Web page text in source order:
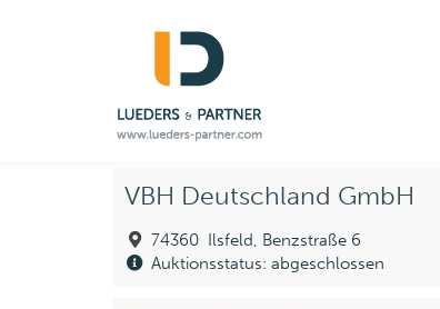
VBH Deutschland GmbH
74360 Ilsfeld, Benzstraße 6
Auktionsstatus: abgeschlossen